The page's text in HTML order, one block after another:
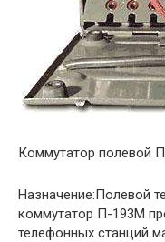
Коммутатор полевой
Назначение:Полевой
коммутатор П-193М
телефонных станций